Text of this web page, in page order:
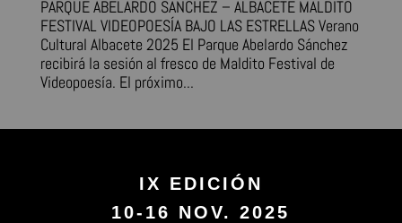
PARQUE ABELARDO SÁNCHEZ – ALBACETE MALDITO
FESTIVAL VIDEOPOESÍA BAJO LAS ESTRELLAS Verano
Cultural Albacete 2025 El Parque Abelardo Sánchez
recibirá la sesión al fresco de Maldito Festival de
Videopoesía. El próximo...
IX EDICIÓN
10-16 NOV. 2025